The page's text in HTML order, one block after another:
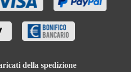
della spedizione